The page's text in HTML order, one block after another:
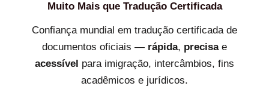
Muito Mais que Tradução Certificada
Confiança mundial em tradução certificada de
documentos oficiais — rápida, precisae
acessível para imigração, intercâmbios, fins
acadêmicos e jurídicos.